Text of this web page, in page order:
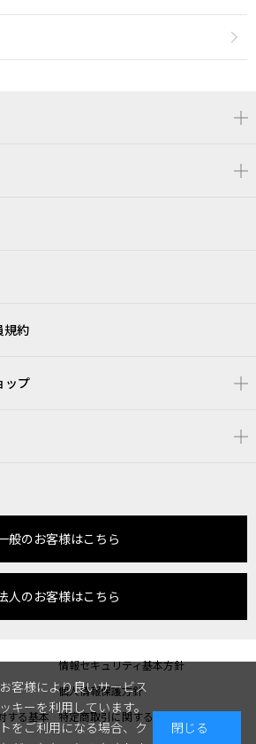
規約
ップ
般のお客様はこちら
人のお客様はこちら
情報セキュリティ基本方針
個人情報保護方針
する基本
特定商取引に関する表記
客様により良いサービス
キーを利用しています。
をご利用になる場合、ク
閉じる